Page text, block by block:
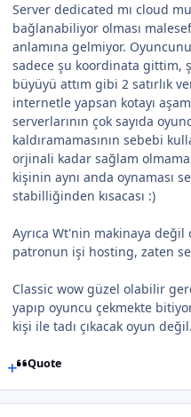
Server dedicated mı cloud
bağlanabiliyor olması
anlamına gelmiyor.
sadece şu koordinata gittim,
büyüyü attım gibi 2 satırlık
internetle yapsan kotayı
serverlarının çok sayıda
kaldıramamasının sebebi
orjinali kadar sağlam
kişinin aynı anda oynaması
stabilliğinden kısacası :)
Ayrıca Wt'nin makinaya değil
patronun işi hosting, zaten
Classic wow güzel olabilir
yapıp oyuncu çekmekte
kişi ile tadı çıkacak oyun değil.
Quote